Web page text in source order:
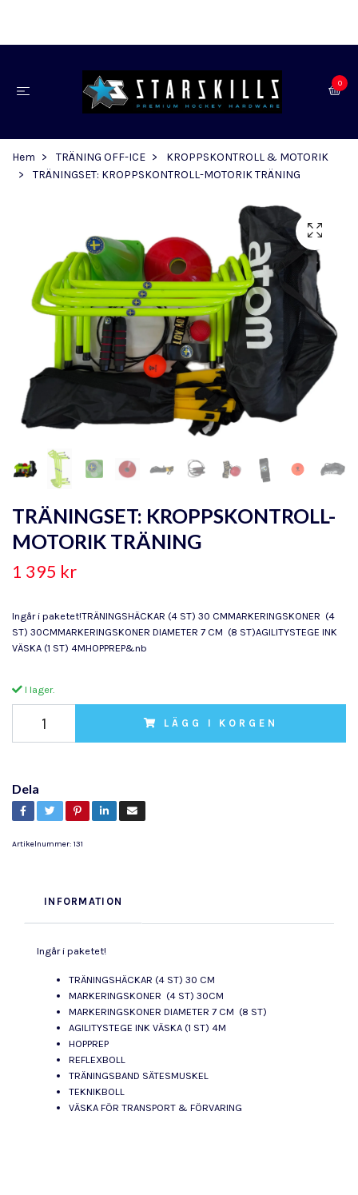
0
Hem TRÄNING OFF-ICE
KROPPSKONTROLL & MOTORIK
TRÄNINGSET: KROPPSKONTROLL-MOTORIK TRÄNING
TRÄNINGSET: KROPPSKONTROLL-
MOTORIK TRÄNING
1 395 kr
Ingår i paketet!TRÄNINGSHÄCKAR (4 ST) 30 CMMARKERINGSKONER (4
ST) 30CMMARKERINGSKONER DIAMETER 7 CM (8 ST)AGILITYSTEGE INK
VÄSKA (1 ST) 4MHOPPREP&nb
I lager.
LÄGG I KORGEN
Dela
Artikelnummer: 131
INFORMATION
Ingår i paketet!
TRÄNINGSHÄCKAR (4 ST) 30 CM
MARKERINGSKONER (4 ST) 30CM
MARKERINGSKONER DIAMETER 7 CM (8 ST)
AGILITYSTEGE INK VÄSKA (1 ST) 4M
HOPPREP
REFLEXBOLL
TRÄNINGSBAND SÄTESMUSKEL
TEKNIKBOLL
VÄSKA FÖR TRANSPORT & FÖRVARING